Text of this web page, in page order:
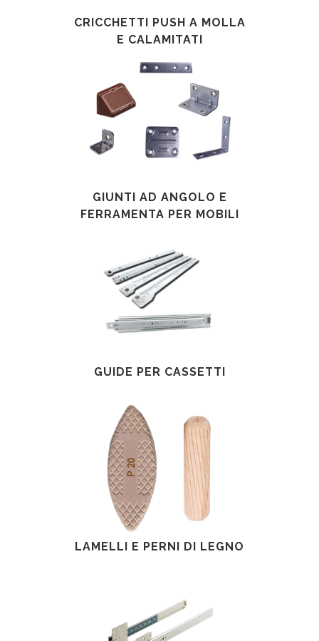
CRICCHETTI PUSH A MOLLA
E CALAMITATI
GIUNTI AD ANGOLO E
FERRAMENTA PER MOBILI
GUIDE PER CASSETTI
LAMELLI E PERNI DI LEGNO